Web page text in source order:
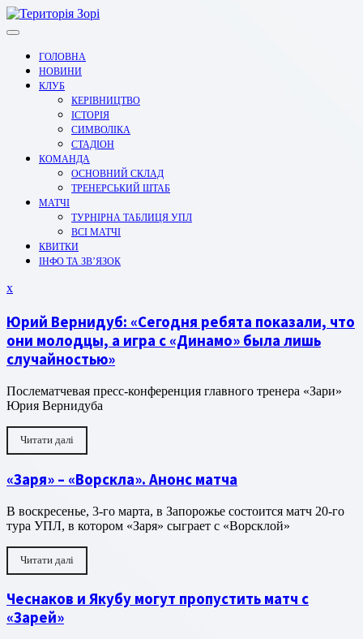
Перейти
до
ГОЛОВНА
НОВИНИ
КЛУБ
КЕРІВНИЦТВО
ІСТОРІЯ
СИМВОЛІКА
СТАДІОН
КОМАНДА
ОСНОВНИЙ СКЛАД
ТРЕНЕРСЬКИЙ ШТАБ
МАТЧІ
ТУРНІРНА ТАБЛИЦЯ УПЛ
ВСІ МАТЧІ
КВИТКИ
ІНФО ТА ЗВ’ЯЗОК
xЗакрити
Юрий Вернидуб: «Сегодня ребята показали, что
они молодцы, а игра с «Динамо» была лишь
случайностью»
Послематчевая пресс-конференция главного тренера «Зари»
Юрия Вернидуба
Читати далі
«Заря» – «Ворскла». Анонс матча
В воскресенье, 3-го марта, в Запорожье состоится матч 20-го
тура УПЛ, в котором «Заря» сыграет с «Ворсклой»
Читати далі
Чеснаков и Якубу могут пропустить матч с
«Зарей»